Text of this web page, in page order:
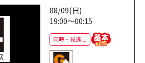
08/09(日)
19:00～00:15
同時・見逃し